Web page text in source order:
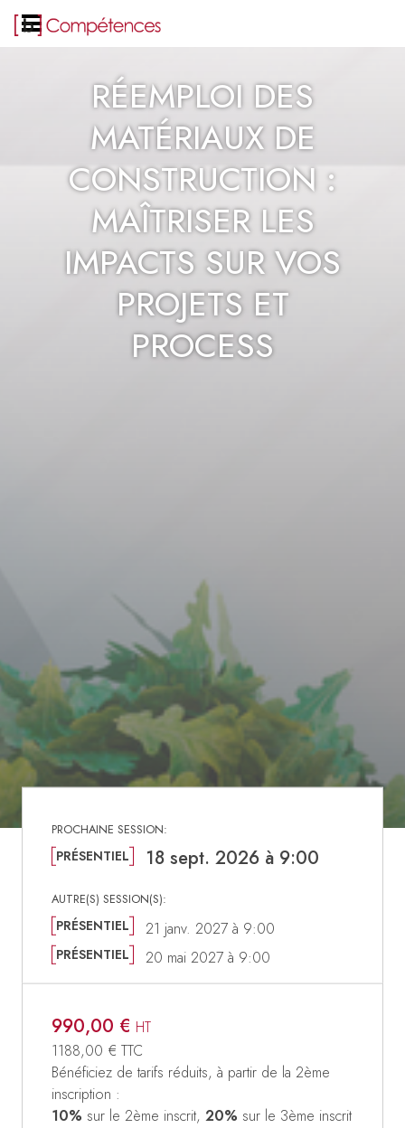
RÉEMPLOI DES
MATÉRIAUX DE
CONSTRUCTION :
MAÎTRISER LES
IMPACTS SUR VOS
PROJETS ET
PROCESS
PRÉSENTIEL 18 sept. 2026 à 9:00
PRÉSENTIEL 21 janv. 2027 à 9:00
PRÉSENTIEL 20 mai 2027 à 9:00
990,00 € HT
1188,00 € TTC
Bénéficiez de tarifs réduits, à partir de la 2ème
inscription :
10% sur le 2ème inscrit, 20% sur le 3ème inscrit